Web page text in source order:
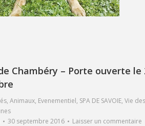
Chambéry – Porte ouverte le
, Animaux, Evenementiel, SPA DE SAVOIE, Vie des
30 septembre 2016 Laisser un commentaire